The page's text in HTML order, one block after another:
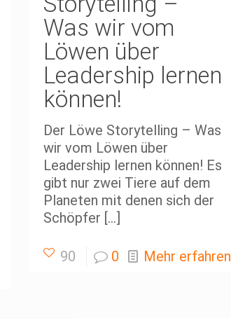
Was wir vom
Löwen über
Leadership lernen
können!
Der Löwe Storytelling – Was
wir vom Löwen über
Leadership lernen können! Es
gibt nur zwei Tiere auf dem
Planeten mit denen sich der
Schöpfer […]
90 0 Mehr erfahren